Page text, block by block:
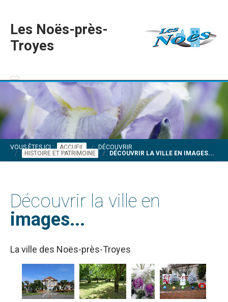
Les Noës-près-
Troyes
VOUS ÊTES ICI : ACCUEIL
DÉCOUVRIR
HISTOIRE ET PATRIMOINE
DÉCOUVRIR LA VILLE EN IMAGES...
Découvrir la ville en
images...
La ville des Noës-près-Troyes